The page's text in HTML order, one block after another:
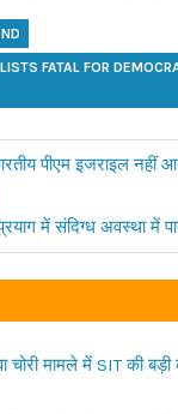
FATAL FOR
पीएम इजराइल नहीं
में संदिग्ध अवस्था में
चोरी मामले में SIT की बड़ी